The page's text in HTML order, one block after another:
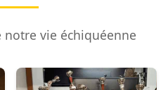
notre vie échiquéenne